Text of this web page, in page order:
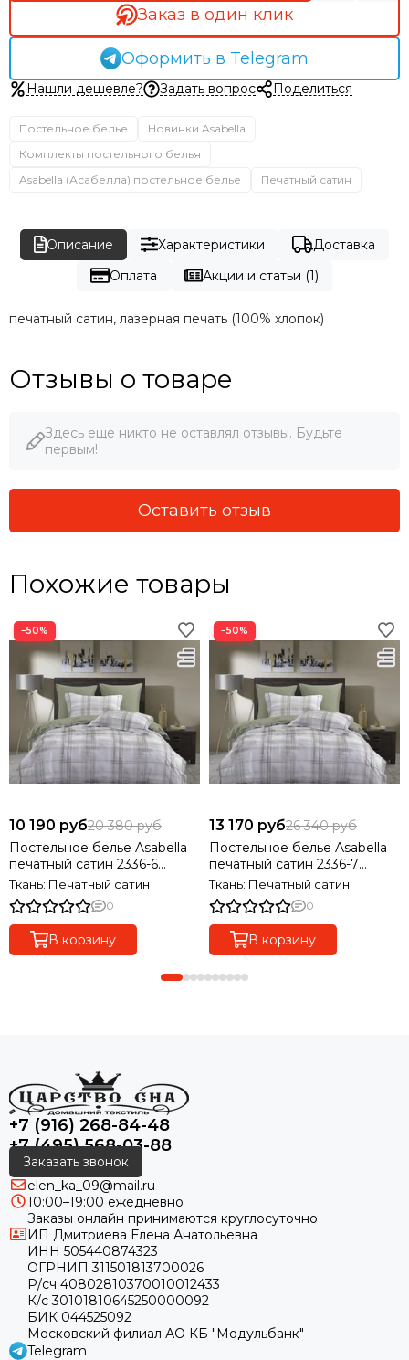
Заказ в один клик
Оформить в Telegram
Нашли дешевле? Задать вопрос Поделиться
Постельное белье
Новинки Asabella
Комплекты постельного белья
Asabella (Асабелла) постельное белье
Печатный сатин
Описание Характеристики
Доставка
Оплата
Акции и статьи (1)
печатный сатин, лазерная печать (100% хлопок)
Отзывы о товаре
Здесь еще никто не оставлял отзывы. Будьте
первым!
Оставить отзыв
Похожие товары
−50%
10 190 руб20 380 руб
Постельное белье Asabella
печатный сатин 2336-6
(евро), 4 наволочки
Ткань: Печатный сатин
0
В корзину
−50%
13 170 руб26 340 руб
Постельное белье Asabella
печатный сатин 2336-7
(семейный), 4 наволочки
Ткань: Печатный сатин
0
В корзину
+7 (916) 268-84-48
+7 (495) 568-03-88
Заказать звонок
elen_ka_09@mail.ru
10:00–19:00 ежедневно
Заказы онлайн принимаются круглосуточно
ИП Дмитриева Елена Анатольевна
ИНН 505440874323
ОГРНИП 311501813700026
Р/сч 40802810370010012433
К/с 30101810645250000092
БИК 044525092
Московский филиал АО КБ "Модульбанк"
Telegram